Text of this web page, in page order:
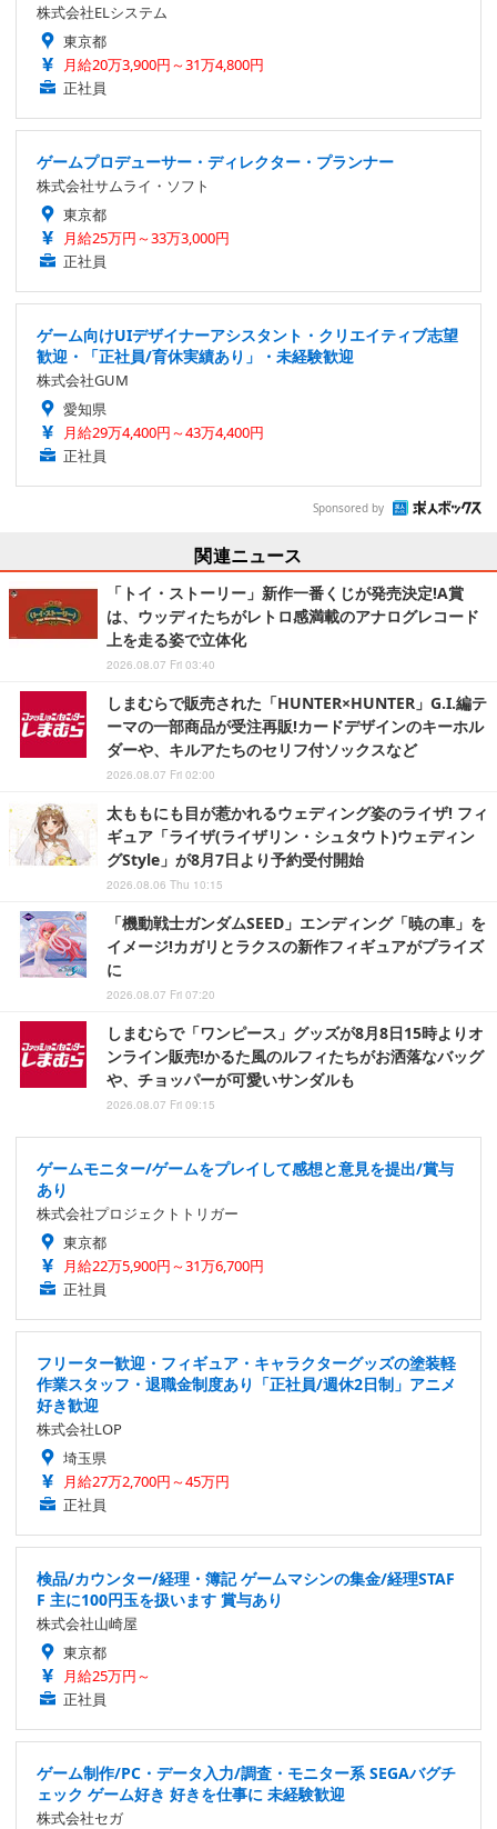
株式会社ELシステム
東京都
月給20万3,900円～31万4,800円
正社員
ゲームプロデューサー・ディレクター・プランナー
株式会社サムライ・ソフト
東京都
月給25万円～33万3,000円
正社員
ゲーム向けUIデザイナーアシスタント・クリエイティブ志望
歓迎・「正社員/育休実績あり」・未経験歓迎
株式会社GUM
愛知県
月給29万4,400円～43万4,400円
正社員
Sponsored by
関連ニュース
「トイ・ストーリー」新作一番くじが発売決定!A賞
は、ウッディたちがレトロ感満載のアナログレコード
上を走る姿で立体化
2026.08.07 Fri 03:40
しまむらで販売された「HUNTER×HUNTER」G.I.編テ
ーマの一部商品が受注再販!カードデザインのキーホル
ダーや、キルアたちのセリフ付ソックスなど
2026.08.07 Fri 02:00
太ももにも目が惹かれるウェディング姿のライザ! フィ
ギュア「ライザ(ライザリン・シュタウト)ウェディン
グStyle」が8月7日より予約受付開始
2026.08.06 Thu 10:15
「機動戦士ガンダムSEED」エンディング「暁の車」を
イメージ!カガリとラクスの新作フィギュアがプライズ
に
2026.08.07 Fri 07:20
しまむらで「ワンピース」グッズが8月8日15時よりオ
ンライン販売!かるた風のルフィたちがお洒落なバッグ
や、チョッパーが可愛いサンダルも
2026.08.07 Fri 09:15
ゲームモニター/ゲームをプレイして感想と意見を提出/賞与
あり
株式会社プロジェクトトリガー
東京都
月給22万5,900円～31万6,700円
正社員
フリーター歓迎・フィギュア・キャラクターグッズの塗装軽
作業スタッフ・退職金制度あり「正社員/週休2日制」アニメ
好き歓迎
株式会社LOP
埼玉県
月給27万2,700円～45万円
正社員
検品/カウンター/経理・簿記 ゲームマシンの集金/経理STAF
F 主に100円玉を扱います 賞与あり
株式会社山崎屋
東京都
月給25万円～
正社員
ゲーム制作/PC・データ入力/調査・モニター系 SEGAバグチ
ェック ゲーム好き 好きを仕事に 未経験歓迎
株式会社セガ